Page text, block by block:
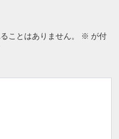
ことはありません。 ※ が付